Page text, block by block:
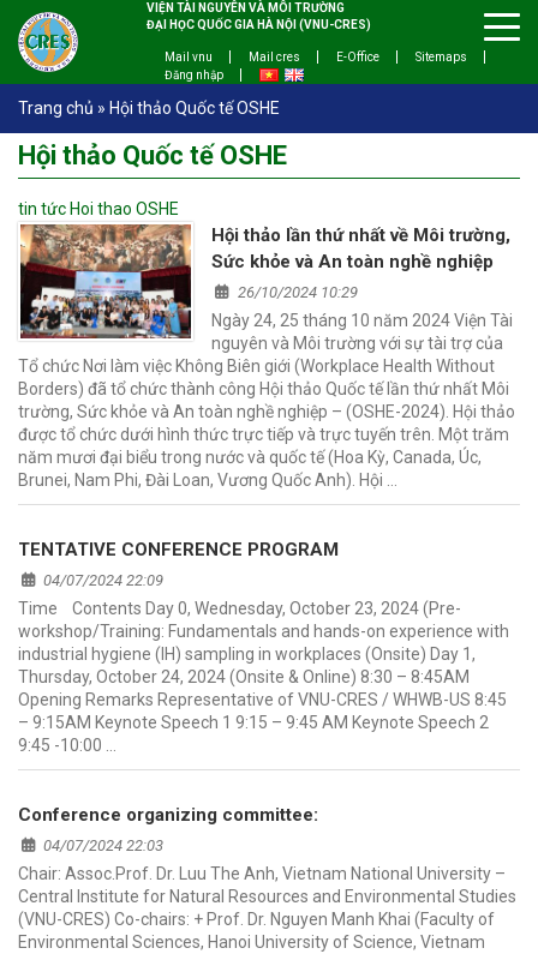
VIỆN TÀI NGUYÊN VÀ MÔI TRƯỜNG
ĐẠI HỌC QUỐC GIA HÀ NỘI (VNU-CRES)
Mail vnu Mail cres E-Office
Sitemaps
Đăng nhập
Trang chủ » Hội thảo Quốc tế OSHE
Hội thảo Quốc tế OSHE
tin tức Hoi thao OSHE
Hội thảo lần thứ nhất về Môi trường,
Sức khỏe và An toàn nghề nghiệp
26/10/2024 10:29
Ngày 24, 25 tháng 10 năm 2024 Viện Tài
nguyên và Môi trường với sự tài trợ của
Tổ chức Nơi làm việc Không Biên giới (Workplace Health Without
Borders) đã tổ chức thành công Hội thảo Quốc tế lần thứ nhất Môi
trường, Sức khỏe và An toàn nghề nghiệp – (OSHE-2024). Hội thảo
được tổ chức dưới hình thức trực tiếp và trực tuyến trên. Một trăm
năm mươi đại biểu trong nước và quốc tế (Hoa Kỳ, Canada, Úc,
Brunei, Nam Phi, Đài Loan, Vương Quốc Anh). Hội …
TENTATIVE CONFERENCE PROGRAM
04/07/2024 22:09
Time Contents Day 0, Wednesday, October 23, 2024 (Pre-
workshop/Training: Fundamentals and hands-on experience with
industrial hygiene (IH) sampling in workplaces (Onsite) Day 1,
Thursday, October 24, 2024 (Onsite & Online) 8:30 – 8:45AM
Opening Remarks Representative of VNU-CRES / WHWB-US 8:45
– 9:15AM Keynote Speech 1 9:15 – 9:45 AM Keynote Speech 2
9:45 -10:00 …
Conference organizing committee:
04/07/2024 22:03
Chair: Assoc.Prof. Dr. Luu The Anh, Vietnam National University –
Central Institute for Natural Resources and Environmental Studies
(VNU-CRES) Co-chairs: + Prof. Dr. Nguyen Manh Khai (Faculty of
Environmental Sciences, Hanoi University of Science, Vietnam